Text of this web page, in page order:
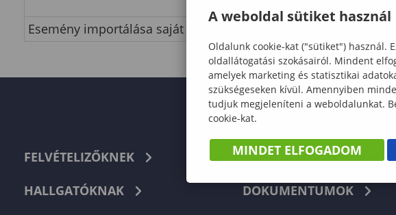
Esemény importálása saját naptárba
FELVÉTELIZŐKNEK
HALLGATÓKNAK
TELEFONKÖNYV
DOKUMENTUMOK
A weboldal sütiket használ
Oldalunk cookie-kat ("sütiket") használ.
oldallátogatási szokásairól. Mindent
amelyek marketing és statisztikai
szükségeseken kívül. Amennyiben
tudjuk megjeleníteni a weboldalunkat.
cookie-kat.
MINDET ELFOGADOM